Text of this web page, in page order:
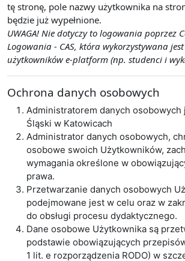
tę stronę, pole nazwy użytkownika na
będzie już wypełnione.
UWAGA! Nie dotyczy to logowania poprzez
Logowania - CAS, która wykorzystywana
użytkowników e-platform (np. studenci i
Ochrona danych osobowych
Administratorem danych
Śląski w Katowicach
Administrator danych osobowych,
osobowe swoich Użytkowników,
wymagania określone w
prawa.
Przetwarzanie danych osobowych
podejmowane jest w celu oraz w
do obsługi procesu dydaktycznego.
Dane osobowe Użytkownika są
podstawie obowiązujących
1 lit. e rozporządzenia RODO) w